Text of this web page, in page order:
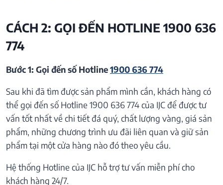
CÁCH 2: GỌI ĐẾN HOTLINE 1900 636
774
Bước 1: Gọi đến số Hotline1900 636 774
Sau khi đã tìm được sản phẩm mình cần, khách hàng có
thể gọi đến số Hotline 1900 636 774 của IJC để được tư
vấn tốt nhất về chi tiết đá quý, chất lượng vàng, giá sản
phẩm, những chương trình ưu đãi liên quan và giữ sản
phẩm tại một cửa hàng nào đó theo yêu cầu.
Hệ thống Hotline của IJC hỗ trợ tư vấn miễn phí cho
khách hàng 24/7.